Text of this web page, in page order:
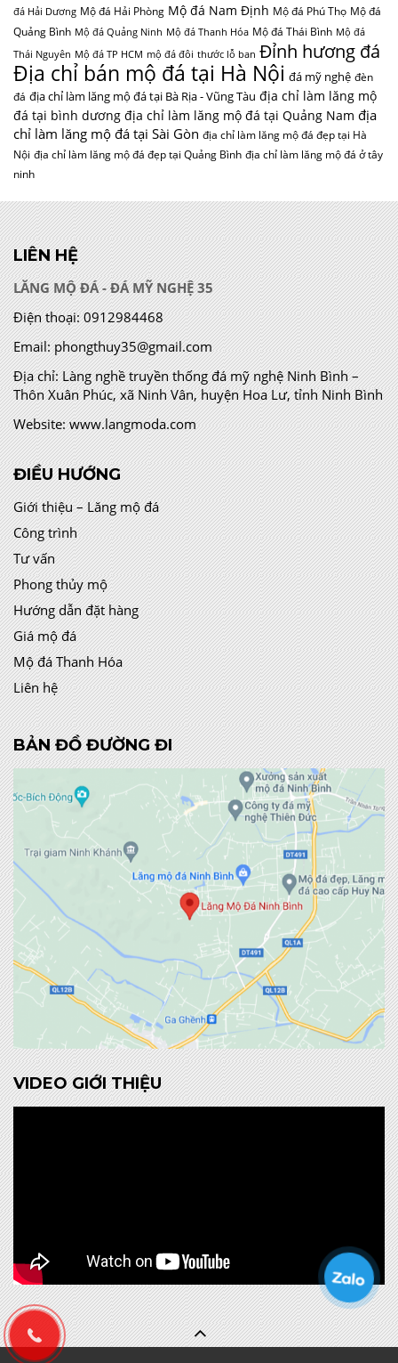
đá Hải Dương Mộ đá Hải Phòng Mộ đá Nam Định Mộ đá Phú Thọ Mộ đá
Quảng Bình Mộ đá Quảng Ninh Mộ đá Thanh Hóa Mộ đá Thái Bình Mộ đá
Thái Nguyên Mộ đá TP HCM mộ đá đôi thước lỗ ban Đỉnh hương đá
Địa chỉ bán mộ đá tại Hà Nội đá mỹ nghệ đèn
đá địa chỉ làm lăng mộ đá tại Bà Rịa - Vũng Tàu địa chỉ làm lăng mộ
đá tại bình dương địa chỉ làm lăng mộ đá tại Quảng Nam địa
chỉ làm lăng mộ đá tại Sài Gòn địa chỉ làm lăng mộ đá đẹp tại Hà
Nội địa chỉ làm lăng mộ đá đẹp tại Quảng Bình địa chỉ làm lăng mộ đá ở tây
ninh
LIÊN HỆ
LĂNG MỘ ĐÁ - ĐÁ MỸ NGHỆ 35
Điện thoại: 0912984468
Email: phongthuy35@gmail.com
Địa chỉ:Làng nghề truyền thống đá mỹ nghệ Ninh Bình –
Thôn Xuân Phúc, xã Ninh Vân, huyện Hoa Lư, tỉnh Ninh Bình
Website: www.langmoda.com
ĐIỀU HƯỚNG
Giới thiệu – Lăng mộ đá
Công trình
Tư vấn
Phong thủy mộ
Hướng dẫn đặt hàng
Giá mộ đá
Mộ đá Thanh Hóa
Liên hệ
BẢN ĐỒ ĐƯỜNG ĐI
VIDEO GIỚI THIỆU